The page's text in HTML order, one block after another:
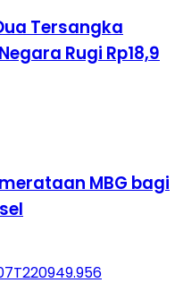
Tersangka
Rugi Rp18,9
MBG bagi